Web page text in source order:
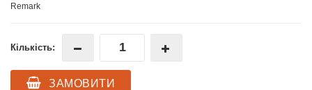
Remark
Кількість:
ЗАМОВИТИ